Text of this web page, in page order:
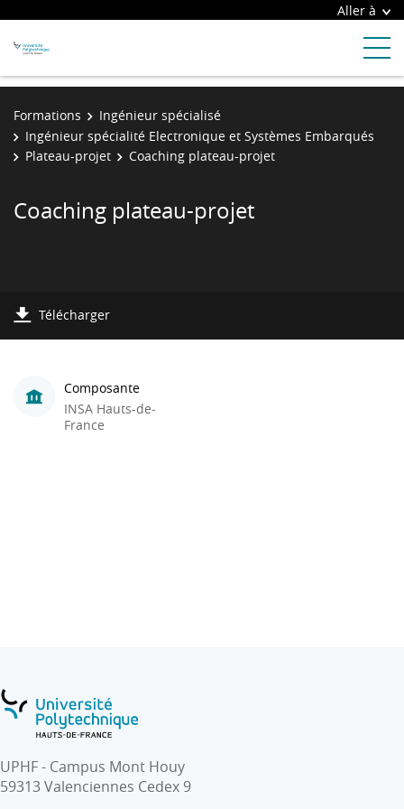
Aller à
Formations
Ingénieur spécialisé
Ingénieur spécialité Electronique et Systèmes Embarqués
Plateau-projet
Coaching plateau-projet
Coaching plateau-projet
Télécharger
Composante
INSA Hauts-de-
France
UPHF - Campus Mont Houy
59313 Valenciennes Cedex 9